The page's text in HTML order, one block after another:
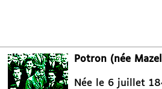
Potron (née
Née le 6 juillet